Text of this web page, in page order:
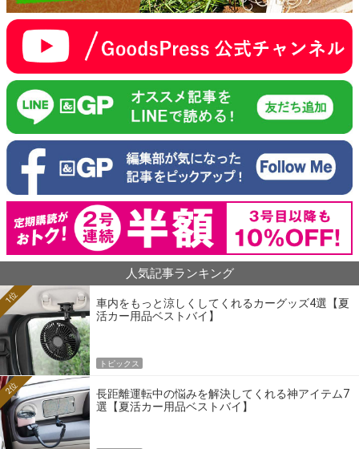
人気記事ランキング
車内をもっと涼しくしてくれるカーグッズ4選【夏
活カー用品ベストバイ】
1位
トピックス
長距離運転中の悩みを解決してくれる神アイテム7
選【夏活カー用品ベストバイ】
2位